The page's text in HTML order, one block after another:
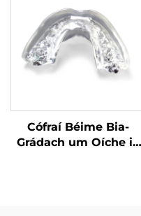
Cófraí Béime Bia-
Grádach um Oíche in